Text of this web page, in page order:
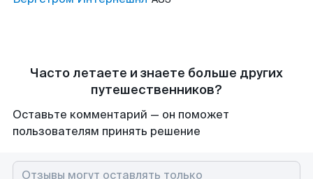
Часто летаете и знаете больше других
путешественников?
Оставьте комментарий — он поможет
пользователям принять решение